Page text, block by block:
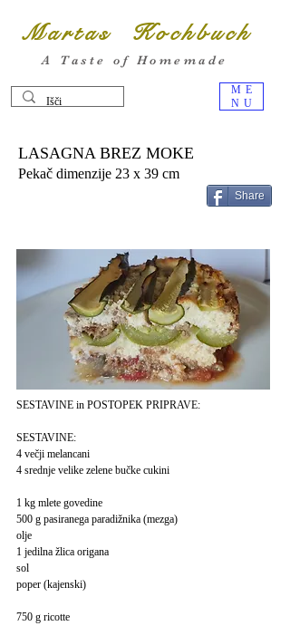
ME
NU
Martas Kochbuch
A Taste of Homemade
LASAGNA BREZ MOKE
Pekač dimenzije 23 x 39 cm
Share
SESTAVINE in POSTOPEK PRIPRAVE:
SESTAVINE:
4 večji melancani
4 srednje velike zelene bučke cukini
1 kg mlete govedine
500 g pasiranega paradižnika (mezga)
olje
1 jedilna žlica origana
sol
poper (kajenski)
750 g ricotte